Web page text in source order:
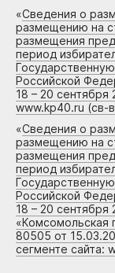
«Сведения о
размещению на
размещения
период
Российской
18 – 20 сентября
www.kp40.ru (св-
«Сведения о
размещению на
размещения
период
Российской
18 – 20 сентября
80505 от
сегменте сайта: